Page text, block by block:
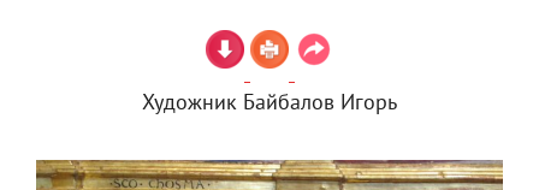
Художник Байбалов Игорь